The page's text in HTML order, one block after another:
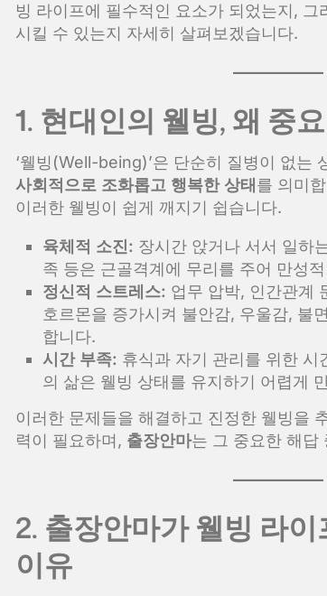
빙 라이프에 필수적인 요소가 되었는지,
시킬 수 있는지 자세히 살펴보겠습니다.
1. 현대인의 웰빙, 왜 중
‘웰빙(Well-being)’은 단순히 질병이 없는
사회적으로 조화롭고 행복한 상태 를 의미
이러한 웰빙이 쉽게 깨지기 쉽습니다.
육체적 소진: 장시간 앉거나 서서 일하
족 등은 근골격계에 무리를 주어 만성
정신적 스트레스: 업무 압박, 인간관계
호르몬을 증가시켜 불안감, 우울감, 불
합니다.
시간 부족: 휴식과 자기 관리를 위한 시
의 삶은 웰빙 상태를 유지하기 어렵게
이러한 문제들을 해결하고 진정한 웰빙을
력이 필요하며, 출장안마는 그 중요한 해답
2. 출장안마가 웰빙 라
이유